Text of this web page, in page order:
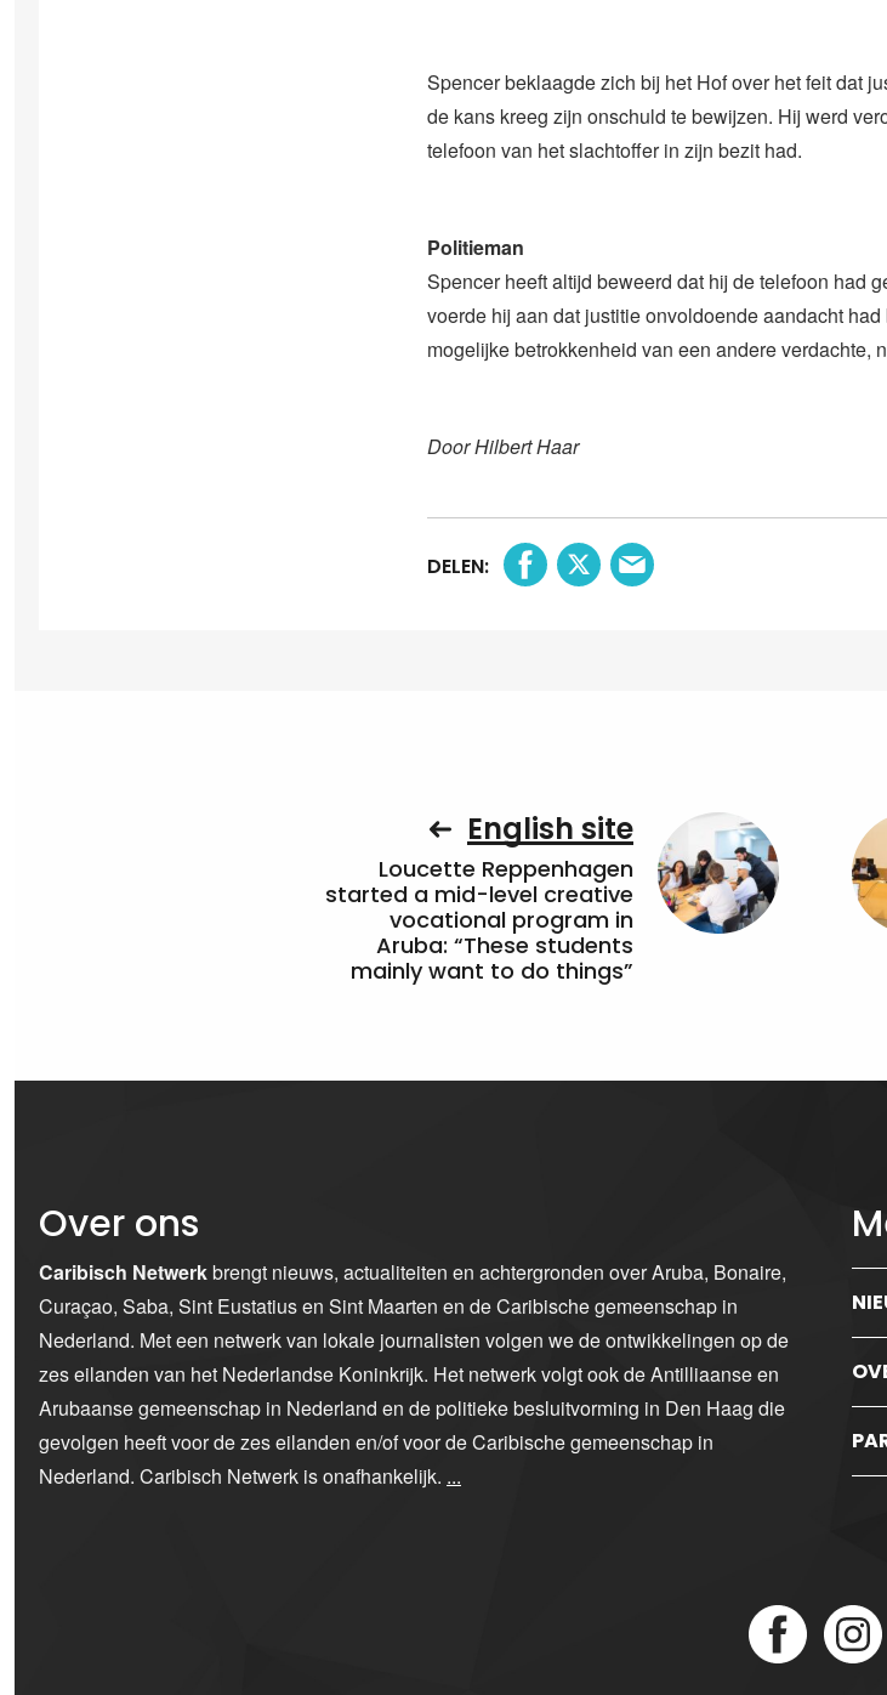
Spencer beklaagde zich bij het Hof over het feit dat
de kans kreeg zijn onschuld te bewijzen. Hij werd
telefoon van het slachtoffer in zijn bezit had.
Politieman
Spencer heeft altijd beweerd dat hij de telefoon had
voerde hij aan dat justitie onvoldoende aandacht
mogelijke betrokkenheid van een andere verdachte,
Door Hilbert Haar
DELEN:
English site
Loucette Reppenhagen
started a mid-level creative
vocational program in
Aruba: “These students
mainly want to do things”
Over ons
Caribisch Netwerkbrengt nieuws, actualiteiten en achtergronden over Aruba, Bonaire,
Curaçao, Saba, Sint Eustatius en Sint Maarten en de Caribische gemeenschap in
Nederland. Met een netwerk van lokale journalisten volgen we de ontwikkelingen op de
zes eilanden van het Nederlandse Koninkrijk. Het netwerk volgt ook de Antilliaanse en
Arubaanse gemeenschap in Nederland en de politieke besluitvorming in Den Haag die
gevolgen heeft voor de zes eilanden en/of voor de Caribische gemeenschap in
Nederland. Caribisch Netwerk is onafhankelijk. ...